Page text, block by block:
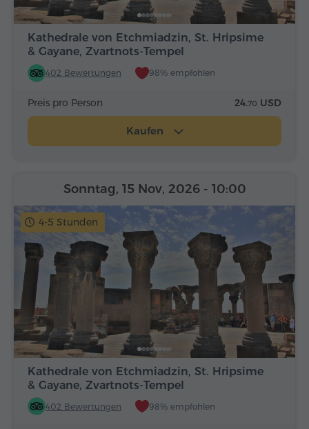
Kathedrale von Etchmiadzin, St. Hripsime
& Gayane, Zvartnots-Tempel
402 Bewertungen 98% empfohlen
Preis pro Person 24.70 USD
Kaufen
4-5 Stunden
Kathedrale von Etchmiadzin, St. Hripsime
& Gayane, Zvartnots-Tempel
402 Bewertungen 98% empfohlen
Sonntag, 15 Nov, 2026 - 10:00